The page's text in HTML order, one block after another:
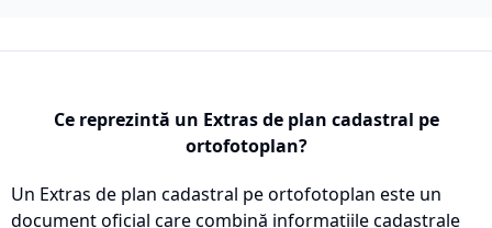
Ce reprezintă un Extras de plan cadastral pe
ortofotoplan?
Un Extras de plan cadastral pe ortofotoplan este un
document oficial care combină informațiile cadastrale